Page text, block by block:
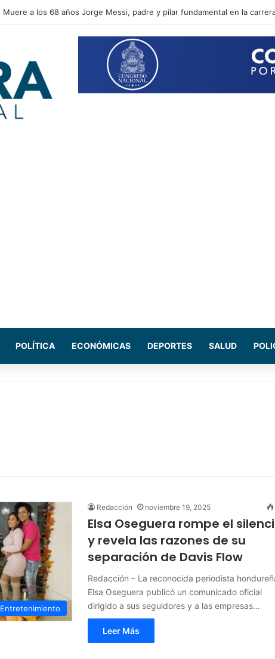
Muere a los 68 años Jorge Messi, padre y pilar fundamental en la
POLÍTICA ECONÓMICAS DEPORTES SALUD
Entretenimiento
Redacción noviembre 19, 2025
Elsa Oseguera rompe el
y revela las razones de su
separación de Davis Flow
Redacción – La reconocida periodista
Elsa Oseguera publicó un comunicado oficial
dirigido a sus seguidores y a las empresas…
Leer Más